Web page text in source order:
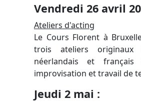
Vendredi 26 avril
Ateliers d'acting
Le Cours Florent à
trois ateliers originaux
néerlandais et français
improvisation et travail de
Jeudi 2 mai :